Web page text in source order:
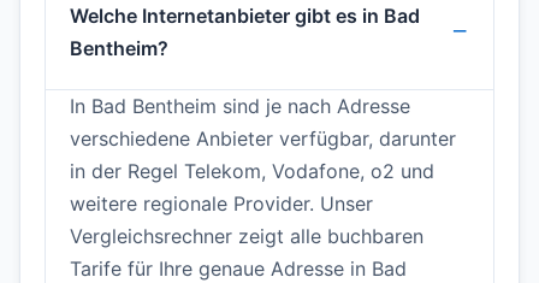
Welche Internetanbieter gibt es in Bad
Bentheim?
In Bad Bentheim sind je nach Adresse
verschiedene Anbieter verfügbar, darunter
in der Regel Telekom, Vodafone, o2 und
weitere regionale Provider. Unser
Vergleichsrechner zeigt alle buchbaren
Tarife für Ihre genaue Adresse in Bad